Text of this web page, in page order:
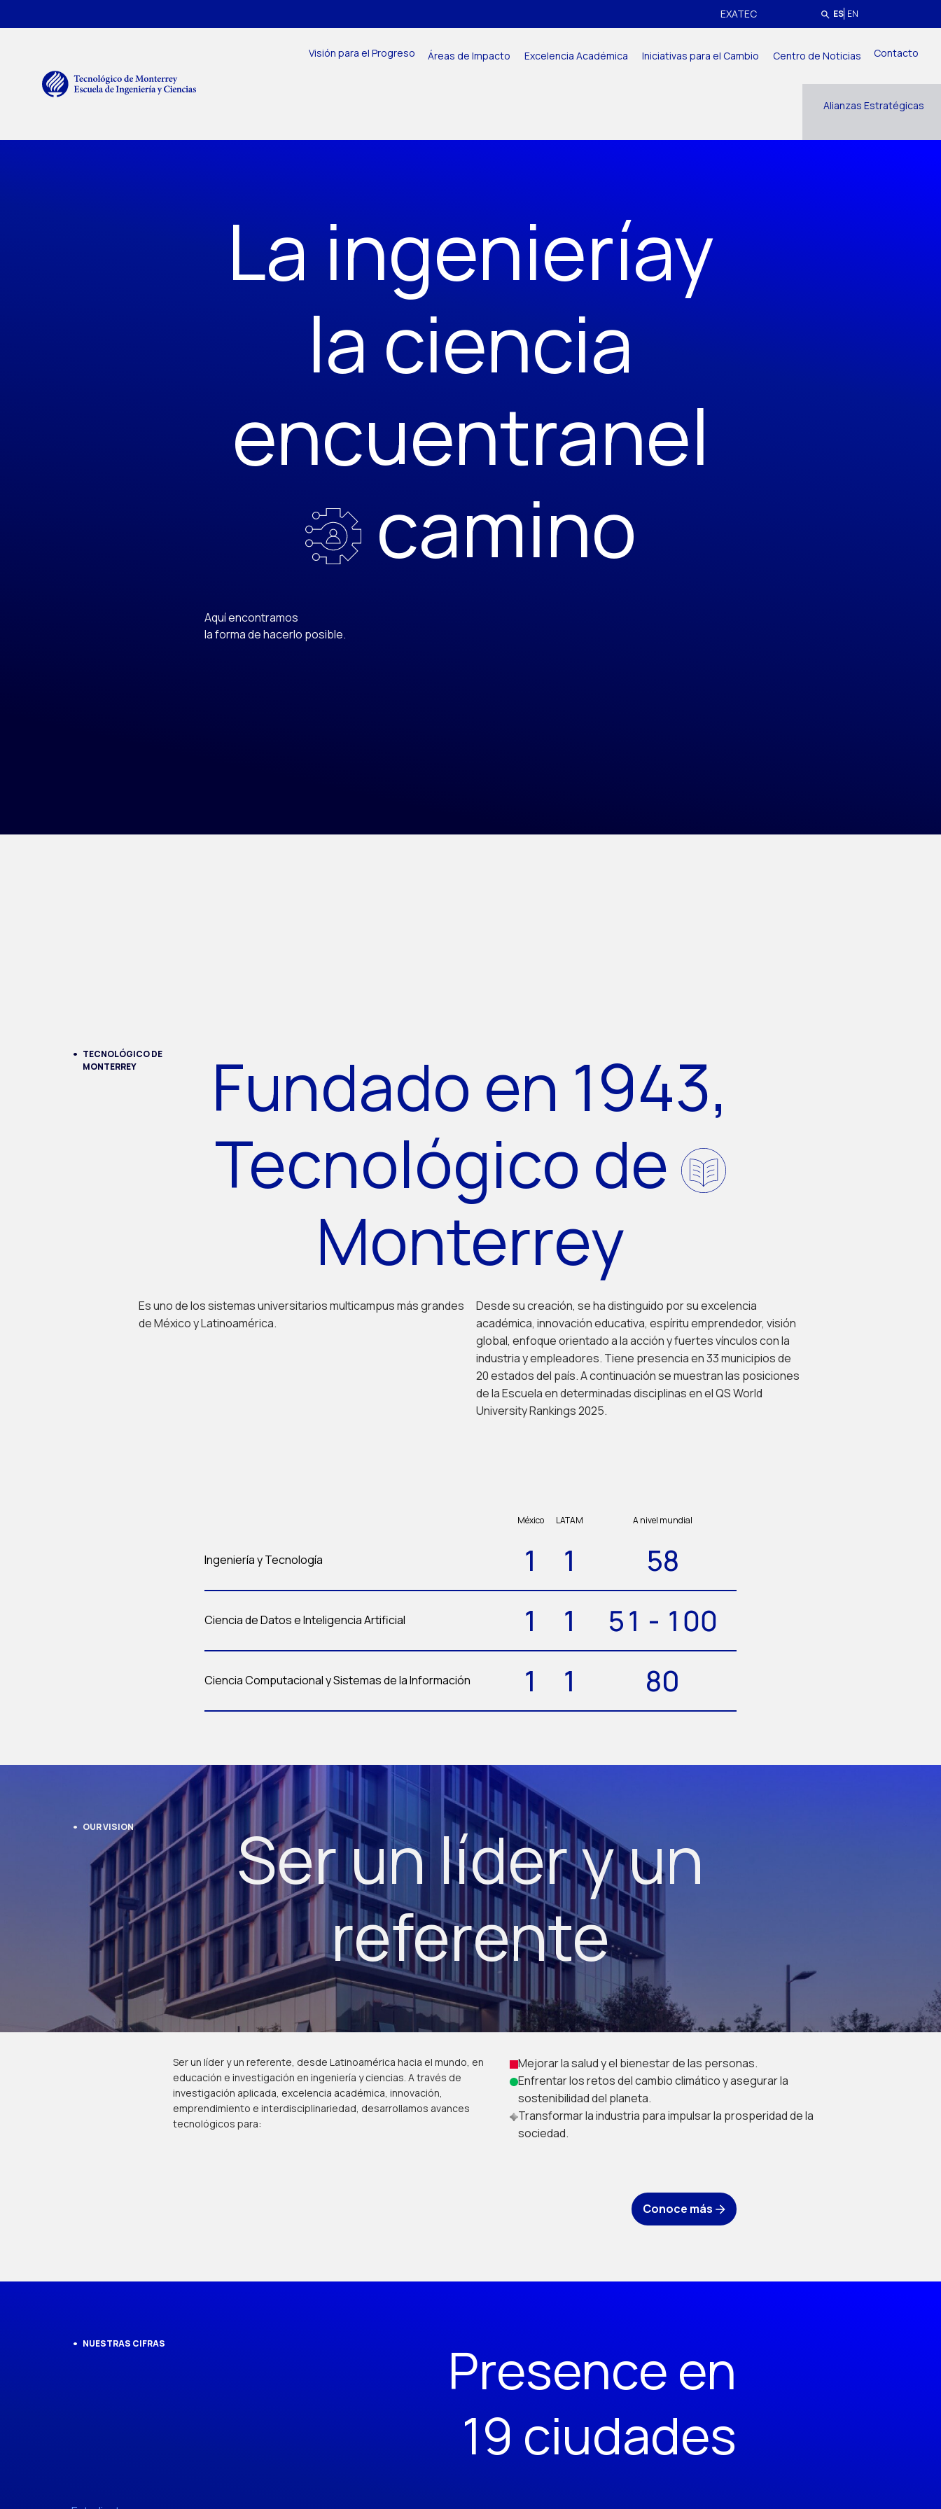
EXATEC ES EN
Visión para el Progreso Áreas de Impacto Excelencia Académica Iniciativas para el Cambio Centro de Noticias Contacto
Alianzas Estratégicas
La ingenieríay
la ciencia
encuentranel
camino
Aquí encontramos
la forma de hacerlo posible.
TECNOLÓGICO DE
MONTERREY
Fundado en 1943,
Tecnológico de
Monterrey
Es uno de los sistemas universitarios multicampus más grandes
de México y Latinoamérica.
Desde su creación, se ha distinguido por su excelencia
académica, innovación educativa, espíritu emprendedor, visión
global, enfoque orientado a la acción y fuertes vínculos con la
industria y empleadores. Tiene presencia en 33 municipios de
20 estados del país. A continuación se muestran las posiciones
de la Escuela en determinadas disciplinas en el QS World
University Rankings 2025.
México LATAM A nivel mundial
Ingeniería y Tecnología 1 1 58
Ciencia de Datos e Inteligencia Artificial 1 1 51 - 100
Ciencia Computacional y Sistemas de la Información 1 1 80
OUR VISION
Ser un líder y un
referente
Ser un líder y un referente, desde Latinoamérica hacia el mundo, en
educación e investigación en ingeniería y ciencias. A través de
investigación aplicada, excelencia académica, innovación,
emprendimiento e interdisciplinariedad, desarrollamos avances
tecnológicos para:
Mejorar la salud y el bienestar de las personas.
Enfrentar los retos del cambio climático y asegurar la
sostenibilidad del planeta.
Transformar la industria para impulsar la prosperidad de la
sociedad.
Conoce más
NUESTRAS CIFRAS
Presence en
19 ciudades